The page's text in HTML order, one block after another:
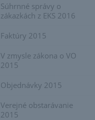
Súhrnné správy o
zákazkách z EKS 2016
Faktúry 2015
V zmysle zákona o VO
2015
Objednávky 2015
Verejné obstarávanie
2015